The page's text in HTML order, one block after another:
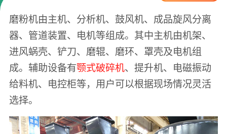
磨粉机由主机、分析机、鼓风机、成品旋风分离
器、管道装置、电机等组成。其中主机由机架、
进风蜗壳、铲刀、磨辊、磨环、罩壳及电机组
成。辅助设备有颚式破碎机、提升机、电磁振动
给料机、电控柜等，用户可以根据现场情况灵活
选择。